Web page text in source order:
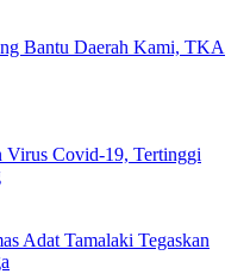
Bantu Daerah Kami, TKA
Virus Covid-19, Tertinggi
Adat Tamalaki Tegaskan